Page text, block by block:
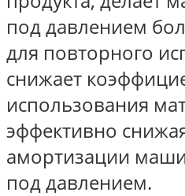
под давлением
для повторного
снижает
использования
эффективно
амортизации
под давлением.